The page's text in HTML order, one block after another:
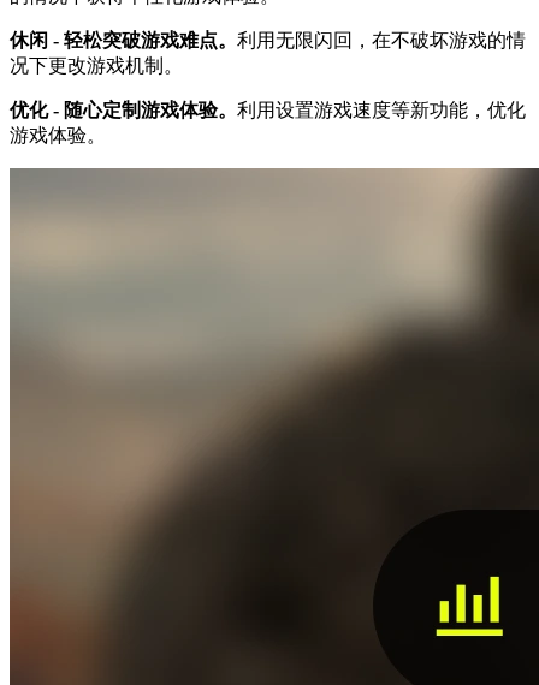
休闲 - 轻松突破游戏难点。 利用无限闪回，在不破坏游戏的情
况下更改游戏机制。
优化 - 随心定制游戏体验。 利用设置游戏速度等新功能，优化
游戏体验。